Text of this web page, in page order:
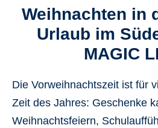
Weihnachten in
Urlaub im
MAGIC
Die Vorweihnachtszeit ist für
Zeit des Jahres: Geschenke
Weihnachtsfeiern,